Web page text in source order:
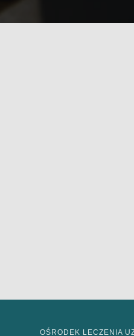
OŚRODEK LECZENIA